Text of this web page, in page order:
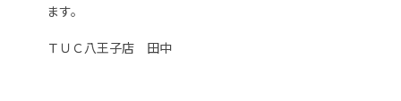
ます。
ＴＵＣ八王子店 田中